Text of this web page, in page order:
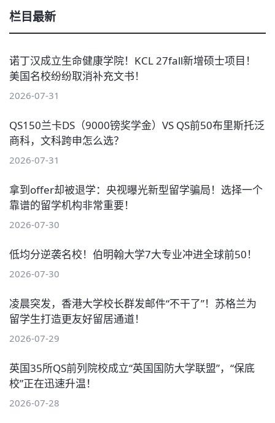
栏目最新
诺丁汉成立生命健康学院！KCL 27fall新增硕士项目！
美国名校纷纷取消补充文书！
2026-07-31
QS150兰卡DS（9000镑奖学金）VS QS前50布里斯托泛
商科，文科跨申怎么选？
2026-07-31
拿到offer却被退学：央视曝光新型留学骗局！选择一个
靠谱的留学机构非常重要！
2026-07-30
低均分逆袭名校！伯明翰大学7大专业冲进全球前50！
2026-07-30
凌晨突发，香港大学校长群发邮件“不干了”！苏格兰为
留学生打造更友好留居通道！
2026-07-29
英国35所QS前列院校成立“英国国防大学联盟”，“保底
校”正在迅速升温！
2026-07-28